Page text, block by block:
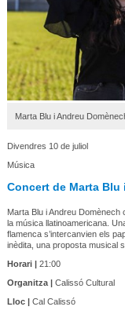
Marta Blu i Andreu
Divendres 10 de juliol
Música
Concert de Marta Blu
Marta Blu i Andreu
la música llatinoamericana.
flamenca s’intercanvien els
inèdita, una proposta musical
Horari |21:00
Organitza |Calissó Cultural
Lloc |Cal Calissó